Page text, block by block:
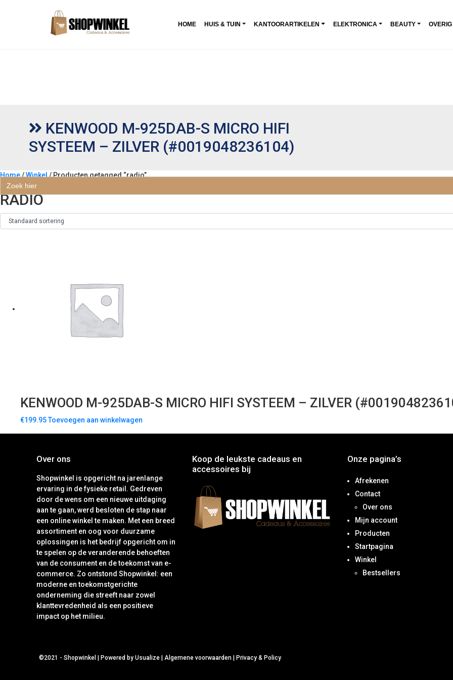
Zoek
naar:
HOME HUIS & TUIN KANTOORARTIKELEN ELEKTRONICA BEAUTY OVERIG
KENWOOD M-925DAB-S MICRO HIFI
SYSTEEM – ZILVER (#0019048236104)
Home/Winkel/ Producten getagged “radio”
RADIO
KENWOOD M-925DAB-S MICRO HIFI SYSTEEM – ZILVER
€199.95Toevoegen aan winkelwagen
Over ons
Shopwinkel is opgericht na jarenlange
ervaring in de fysieke retail. Gedreven
door de wens om een nieuwe uitdaging
aan te gaan, werd besloten de stap naar
een online winkel te maken. Met een breed
assortiment en oog voor duurzame
oplossingen is het bedrijf opgericht om in
te spelen op de veranderende behoeften
van de consument en de toekomst van e-
commerce. Zo ontstond Shopwinkel: een
moderne en toekomstgerichte
onderneming die streeft naar zowel
klanttevredenheid als een positieve
impact op het milieu.
Koop de leukste cadeaus en
accessoires bij
Onze pagina’s
Afrekenen
Contact
Over ons
Mijn account
Producten
Startpagina
Winkel
Bestsellers
©2021 - Shopwinkel Powered by Usualize Algemene voorwaarden Privacy & Policy